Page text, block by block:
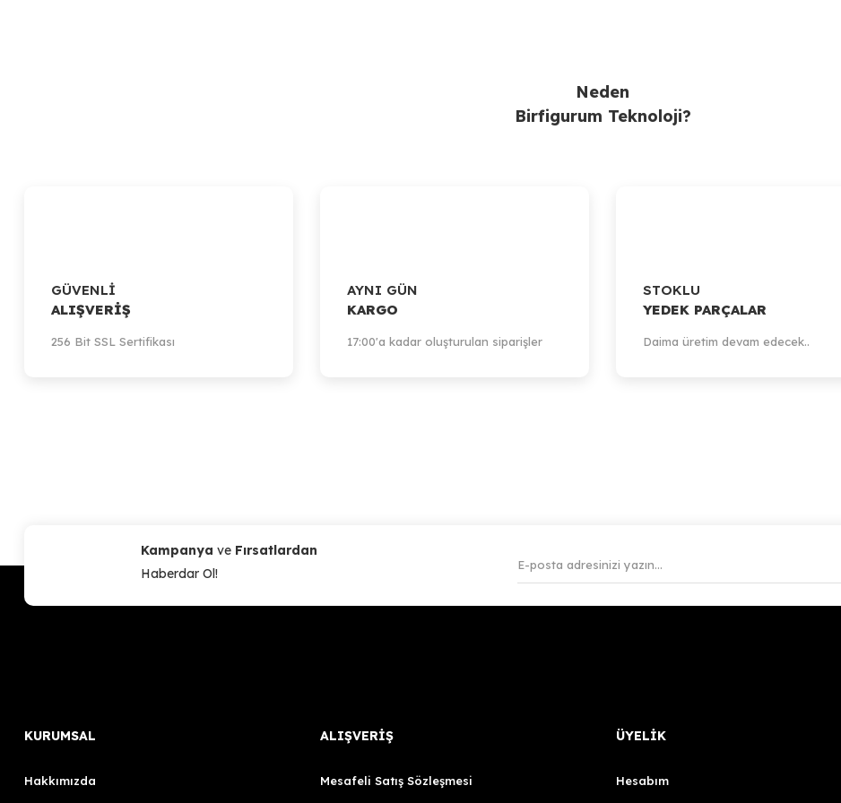
Neden
Birfigurum Teknoloji?
GÜVENLİ
ALIŞVERİŞ
256 Bit SSL Sertifikası
AYNI GÜN
KARGO
17:00'a kadar oluşturulan siparişler
STOKLU
YEDEK PARÇALAR
Daima üretim devam edecek..
Kampanya ve Fırsatlardan
Haberdar Ol!
KURUMSAL
Hakkımızda
ALIŞVERİŞ
Mesafeli Satış Sözleşmesi
ÜYELİK
Hesabım